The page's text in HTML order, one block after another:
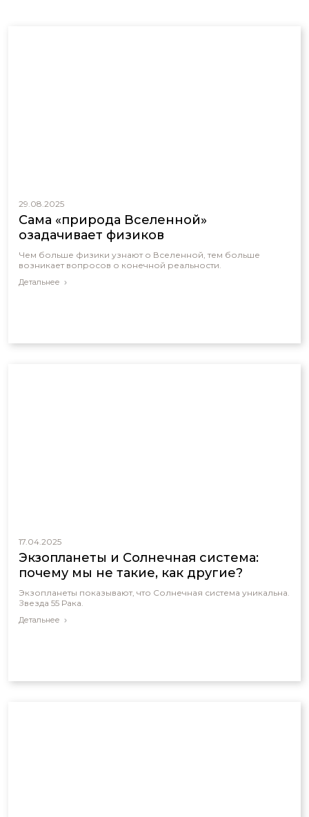
29.08.2025
Сама «природа Вселенной»
озадачивает физиков
Чем больше физики узнают о Вселенной, тем больше
возникает вопросов о конечной реальности.
Детальнее
17.04.2025
Экзопланеты и Солнечная система:
почему мы не такие, как другие?
Экзопланеты показывают, что Солнечная система уникальна.
Звезда 55 Рака.
Детальнее